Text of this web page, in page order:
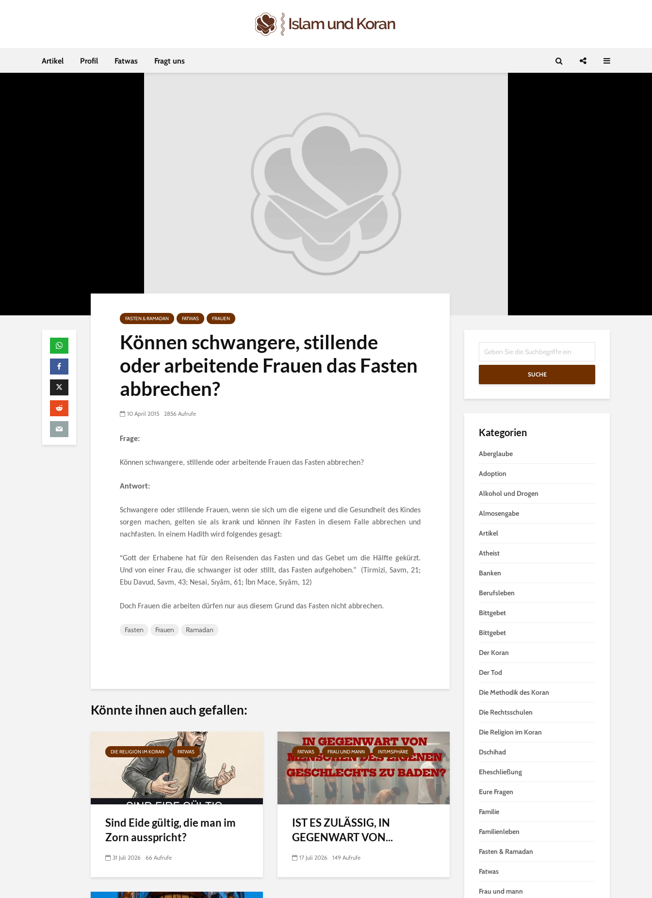
Artikel Profil Fatwas Fragt uns
FASTEN & RAMADAN FATWAS FRAUEN
Können schwangere, stillende
oder arbeitende Frauen das Fasten
abbrechen?
10 April 2015 2856 Aufrufe
Frage:
Können schwangere, stillende oder arbeitende Frauen das Fasten abbrechen?
Antwort:
Schwangere oder stillende Frauen, wenn sie sich um die eigene und die Gesundheit des Kindes
sorgen machen, gelten sie als krank und können ihr Fasten in diesem Falle abbrechen und
nachfasten. In einem Hadith wird folgendes gesagt:
“Gott der Erhabene hat für den Reisenden das Fasten und das Gebet um die Hälfte gekürzt.
Und von einer Frau, die schwanger ist oder stillt, das Fasten aufgehoben.” (Tirmizi, Savm, 21;
Ebu Davud, Savm, 43; Nesai, Sıyâm, 61; İbn Mace, Sıyâm, 12)
Doch Frauen die arbeiten dürfen nur aus diesem Grund das Fasten nicht abbrechen.
Fasten Frauen Ramadan
Könnte ihnen auch gefallen:
DIE RELIGION IM KORAN FATWAS
Sind Eide gültig, die man im
Zorn ausspricht?
31 Juli 2026 66 Aufrufe
FATWAS FRAU UND MANN INTIMSPHÄRE
IST ES ZULÄSSIG, IN
GEGENWART VON...
17 Juli 2026 149 Aufrufe
SUCHE
Kategorien
Aberglaube
Adoption
Alkohol und Drogen
Almosengabe
Artikel
Atheist
Banken
Berufsleben
Bittgebet
Bittgebet
Der Koran
Der Tod
Die Methodik des Koran
Die Rechtsschulen
Die Religion im Koran
Dschihad
Eheschließung
Eure Fragen
Familie
Familienleben
Fasten & Ramadan
Fatwas
Frau und mann